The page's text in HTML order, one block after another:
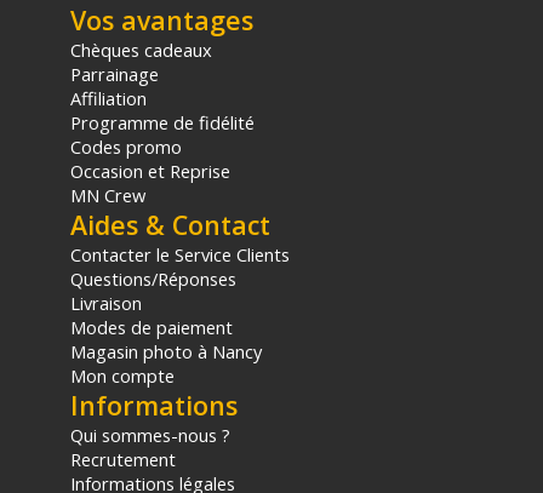
Vos avantages
Chèques cadeaux
Parrainage
Affiliation
Programme de fidélité
Codes promo
Occasion et Reprise
MN Crew
Aides & Contact
Contacter le Service Clients
Questions/Réponses
Livraison
Modes de paiement
Magasin photo à Nancy
Mon compte
Informations
Qui sommes-nous ?
Recrutement
Informations légales